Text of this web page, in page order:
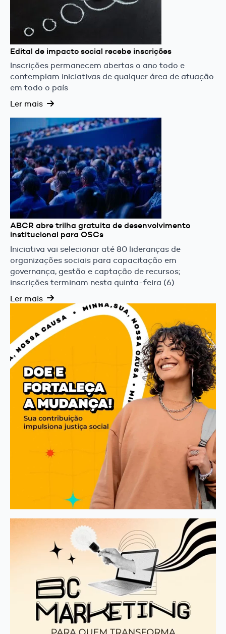
Edital de impacto social recebe inscrições
Inscrições permanecem abertas o ano todo e
contemplam iniciativas de qualquer área de atuação
em todo o país
Ler mais
ABCR abre trilha gratuita de desenvolvimento
institucional para OSCs
Iniciativa vai selecionar até 80 lideranças de
organizações sociais para capacitação em
governança, gestão e captação de recursos;
inscrições terminam nesta quinta-feira (6)
Ler mais